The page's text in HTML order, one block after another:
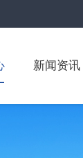
新闻资讯